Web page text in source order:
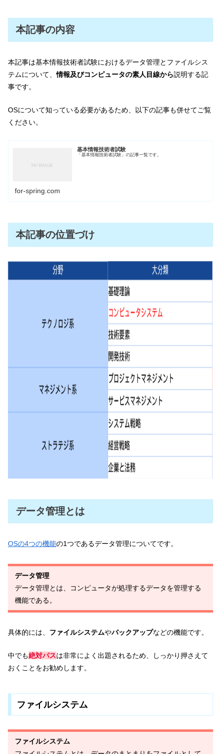
本記事の内容
本記事は基本情報技術者試験におけるデータ管理とファイルシス
テムについて、情報及びコンピュータの素人目線から説明する記
事です。
OSについて知っている必要があるため、以下の記事も併せてご覧
ください。
基本情報技術者試験
「基本情報技術者試験」の記事一覧です。
for-spring.com
本記事の位置づけ
データ管理とは
OSの4つの機能の1つであるデータ管理についてです。
データ管理
データ管理とは、コンピュータが処理するデータを管理する
機能である。
具体的には、 ファイルシステムやバックアップなどの機能です。
中でも絶対パスは非常によく出題されるため、しっかり押さえて
おくことをお勧めします。
ファイルシステム
ファイルシステム